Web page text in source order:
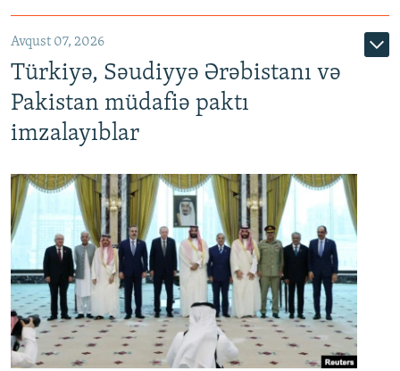
Avqust 07, 2026
Türkiyə, Səudiyyə Ərəbistanı və
Pakistan müdafiə paktı
imzalayıblar